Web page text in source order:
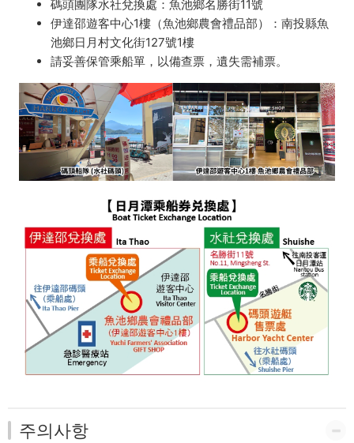
碼頭團隊水社兌換處：魚池鄉名勝街11號
伊達邵遊客中心1樓（魚池鄉農會禮品部）：南投縣魚
池鄉日月村文化街127號1樓
請妥善保管乘船單，以備查票，遺失需補票。
주의사항